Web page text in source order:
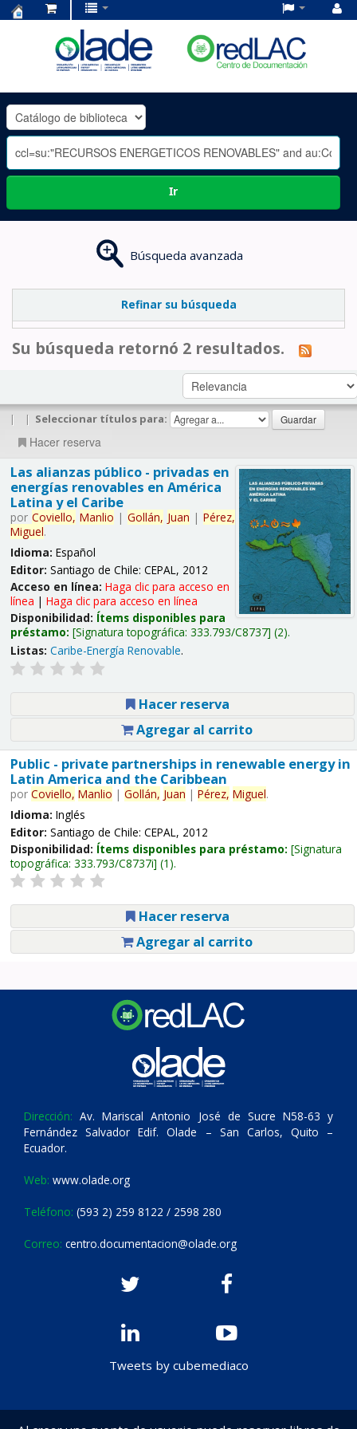
OLADE
-
Ir
Búsqueda avanzada
Refinar su búsqueda
Su búsqueda retornó 2 resultados.
| | Seleccionar títulos para:
Hacer reserva
Las alianzas público - privadas en
energías renovables en América
Latina y el Caribe
por Coviello, Manlio | Gollán, Juan | Pérez,
Miguel.
Idioma: Español
Editor: Santiago de Chile: CEPAL, 2012
Acceso en línea: Haga clic para acceso en
línea | Haga clic para acceso en línea
Disponibilidad: Ítems disponibles para
préstamo: Signatura topográfica: 333.793/C8737 (2).
Listas: Caribe-Energía Renovable.
Hacer reserva
Agregar al carrito
Public - private partnerships in renewable energy in
Latin America and the Caribbean
por Coviello, Manlio | Gollán, Juan | Pérez, Miguel.
Idioma: Inglés
Editor: Santiago de Chile: CEPAL, 2012
Disponibilidad: Ítems disponibles para préstamo: Signatura
topográfica: 333.793/C8737i (1).
Hacer reserva
Agregar al carrito
Dirección: Av. Mariscal Antonio José de Sucre N58-63 y
Fernández Salvador Edif. Olade – San Carlos, Quito –
Ecuador.
Web: www.olade.org
Teléfono: (593 2) 259 8122 / 2598 280
Correo: centro.documentacion@olade.org
Tweets by cubemediaco